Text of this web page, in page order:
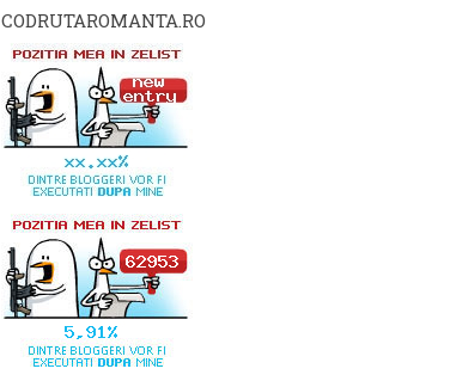
CODRUTAROMANTA.RO